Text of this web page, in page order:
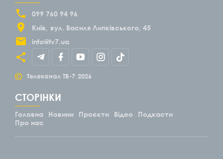
099 760 94 96
Київ
вул. Василя Липківського, 45
info@tv7.ua
© Телеканал ТВ-7 2026
СТОРІНКИ
Головна Новини Проєкти Відео
Подкасти
Про нас